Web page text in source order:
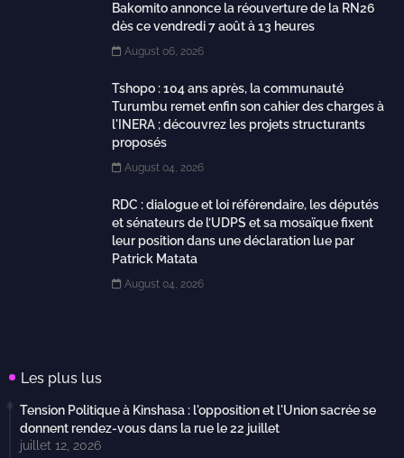
Bakomito annonce la réouverture de la RN26
dès ce vendredi 7 août à 13 heures
August 06, 2026
Tshopo : 104 ans après, la communauté
Turumbu remet enfin son cahier des charges à
l'INERA ; découvrez les projets structurants
proposés
August 04, 2026
RDC : dialogue et loi référendaire, les députés
et sénateurs de l’UDPS et sa mosaïque fixent
leur position dans une déclaration lue par
Patrick Matata
August 04, 2026
Les plus lus
Tension Politique à Kinshasa : l'opposition et l'Union sacrée se
donnent rendez-vous dans la rue le 22 juillet
juillet 12, 2026